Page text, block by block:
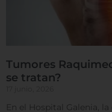
Tumores
se tratan?
En el Hospital Galenia,